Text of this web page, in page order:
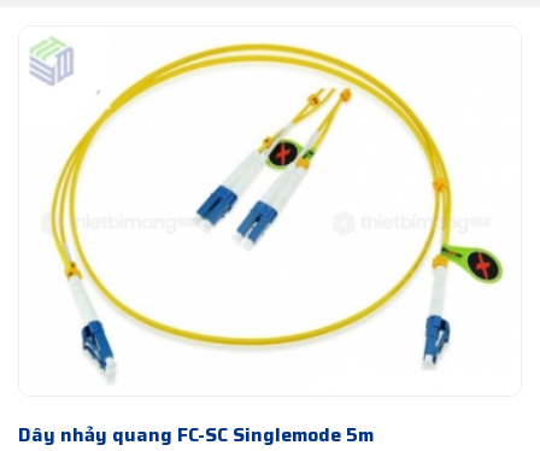
Dây nhảy quang FC-SC Singlemode 5m